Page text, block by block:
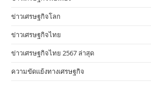
ข่าวเศรษฐกิจโลก
ข่าวเศรษฐกิจไทย
ข่าวเศรษฐกิจไทย 2567 ล่าสุด
ความขัดแย้งทางเศรษฐกิจ